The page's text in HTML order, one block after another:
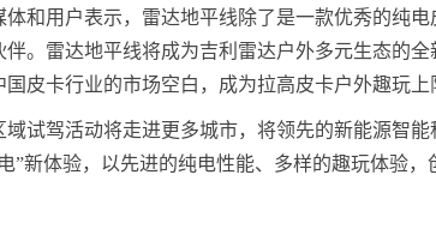
和用户表示，雷达地平线除了是一款优秀的纯
。雷达地平线将成为吉利雷达户外多元生态的
皮卡行业的市场空白，成为拉高皮卡户外趣玩上
试驾活动将走进更多城市，将领先的新能源智
”新体验，以先进的纯电性能、多样的趣玩体验，